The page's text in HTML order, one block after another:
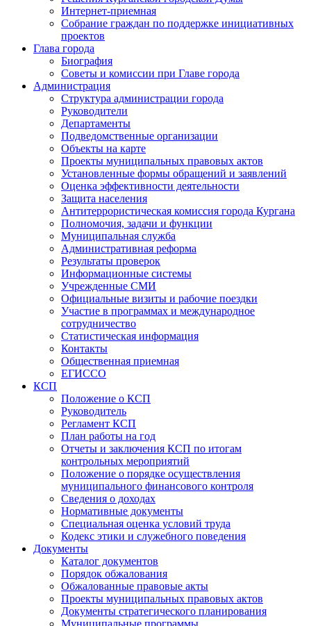
Интернет-приемная
Собрание граждан по поддержке инициативных
проектов
Глава города
Биография
Советы и комиссии при Главе города
Администрация
Структура администрации города
Руководители
Департаменты
Подведомственные организации
Объекты на карте
Проекты муниципальных правовых актов
Установленные формы обращений и заявлений
Оценка эффективности деятельности
Защита населения
Антитеррористическая комиссия города Кургана
Полномочия, задачи и функции
Муниципальная служба
Административная реформа
Результаты проверок
Информационные системы
Учрежденные СМИ
Официальные визиты и рабочие поездки
Участие в программах и международное
сотрудничество
Статистическая информация
Контакты
Общественная приемная
ЕГИССО
КСП
Положение о КСП
Руководитель
Регламент КСП
План работы на год
Отчеты и заключения КСП по итогам
контрольных мероприятий
Положение о порядке осуществления
муниципального финансового контроля
Сведения о доходах
Нормативные документы
Специальная оценка условий труда
Кодекс этики и служебного поведения
Документы
Каталог документов
Порядок обжалования
Обжалованные правовые акты
Проекты муниципальных правовых актов
Документы стратегического планирования
Муниципальные программы